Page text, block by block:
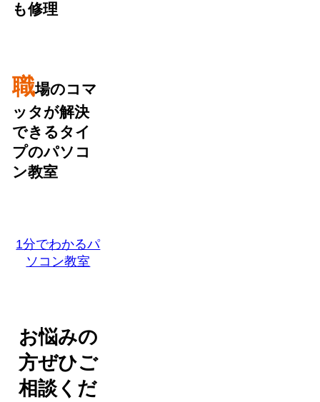
も修理
職場のコマ
ッタが解決
できるタイ
プのパソコ
ン教室
1分でわかるパ
ソコン教室
お悩みの
方ぜひご
相談くだ